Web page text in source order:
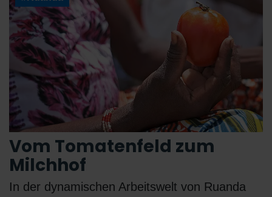
Vom Tomatenfeld zum
Milchhof
In der dynamischen Arbeitswelt von Ruanda